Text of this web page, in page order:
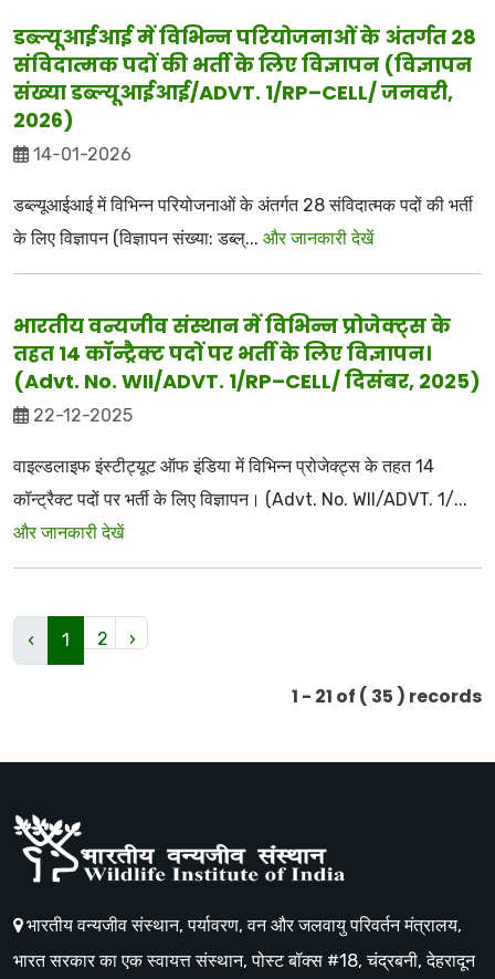
डब्ल्यूआईआई में विभिन्न परियोजनाओं के अंतर्गत 28
संविदात्मक पदों की भर्ती के लिए विज्ञापन (विज्ञापन
संख्या डब्ल्यूआईआई/ADVT. 1/RP–CELL/ जनवरी,
2026)
14-01-2026
डब्ल्यूआईआई में विभिन्न परियोजनाओं के अंतर्गत 28 संविदात्मक पदों की भर्ती
के लिए विज्ञापन (विज्ञापन संख्या: डब्ल्... और जानकारी देखें
भारतीय वन्यजीव संस्थान में विभिन्न प्रोजेक्ट्स के
तहत 14 कॉन्ट्रैक्ट पदों पर भर्ती के लिए विज्ञापन।
(Advt. No. WII/ADVT. 1/RP–CELL/ दिसंबर, 2025)
22-12-2025
वाइल्डलाइफ इंस्टीट्यूट ऑफ इंडिया में विभिन्न प्रोजेक्ट्स के तहत 14
कॉन्ट्रैक्ट पदों पर भर्ती के लिए विज्ञापन। (Advt. No. WII/ADVT. 1/...
और जानकारी देखें
‹ 1 2 ›
1 - 21 of ( 35 ) records
भारतीय वन्यजीव संस्थान, पर्यावरण, वन और जलवायु परिवर्तन मंत्रालय,
भारत सरकार का एक स्वायत्त संस्थान, पोस्ट बॉक्स #18, चंद्रबनी, देहरादून